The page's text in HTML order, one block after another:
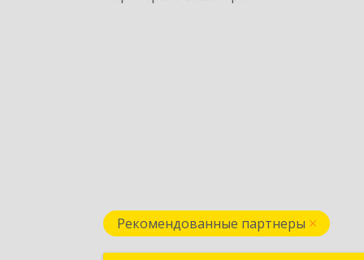
Рекомендованные партнеры